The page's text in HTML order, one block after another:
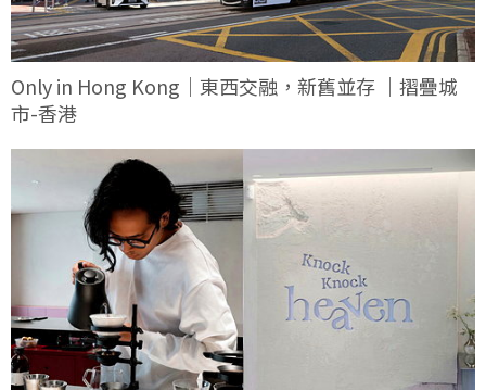
Only in Hong Kong｜東西交融，新舊並存 ｜摺疊城
市-香港